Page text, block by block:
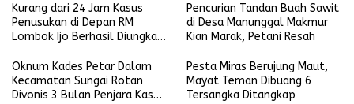
Kurang dari 24 Jam Kasus
Penusukan di Depan RM
Lombok Ijo Berhasil Diungkap,
Pencurian Tandan Buah Sawit
di Desa Manunggal Makmur
Kian Marak, Petani Resah
Oknum Kades Petar Dalam
Kecamatan Sungai Rotan
Divonis 3 Bulan Penjara Kasus
Pesta Miras Berujung Maut,
Mayat Teman Dibuang 6
Tersangka Ditangkap